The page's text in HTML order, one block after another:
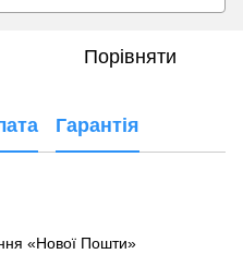
Порівняти
Гарантія
«Нової Пошти»